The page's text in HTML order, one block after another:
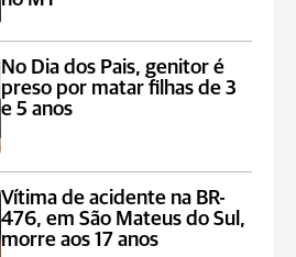
No Dia dos Pais, genitor é
preso por matar filhas de 3
e 5 anos
Vítima de acidente na BR-
476, em São Mateus do Sul,
morre aos 17 anos